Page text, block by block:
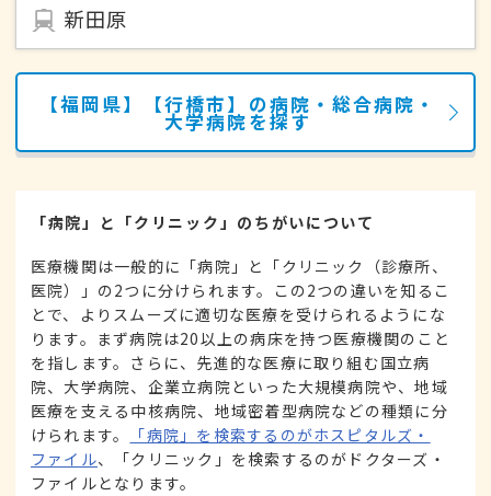
新田原
【福岡県】【行橋市】の病院・総合病院・
大学病院を探す
「病院」と「クリニック」のちがいについて
医療機関は一般的に「病院」と「クリニック（診療所、
医院）」の2つに分けられます。この2つの違いを知るこ
とで、よりスムーズに適切な医療を受けられるようにな
ります。まず病院は20以上の病床を持つ医療機関のこと
を指します。さらに、先進的な医療に取り組む国立病
院、大学病院、企業立病院といった大規模病院や、地域
医療を支える中核病院、地域密着型病院などの種類に分
けられます。
「病院」を検索するのがホスピタルズ・
ファイル、「クリニック」を検索するのがドクターズ・
ファイルとなります。